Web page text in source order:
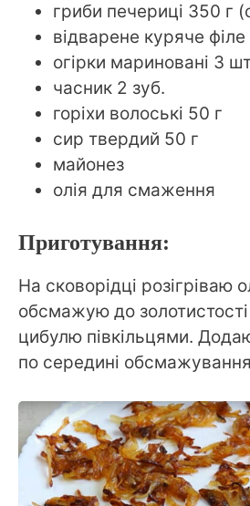
гриби печериці 350 г
відварене куряче
огірки мариновані 3
часник 2 зуб.
горіхи волоські 50 г
сир твердий 50 г
майонез
олія для смаження
Приготування:
На сковорідці розігріваю
обсмажую до золотистості
цибулю півкільцями.
по середині